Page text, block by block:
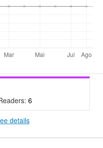
6
details